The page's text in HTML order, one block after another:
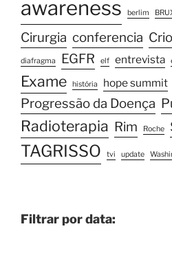
awareness berlim
Cirurgia conferencia
diafragma EGFR elf entrevista
Exame história hope summit
Progressão da Doença
Radioterapia Rim Roche
TAGRISSO tvi update
Filtrar por data: